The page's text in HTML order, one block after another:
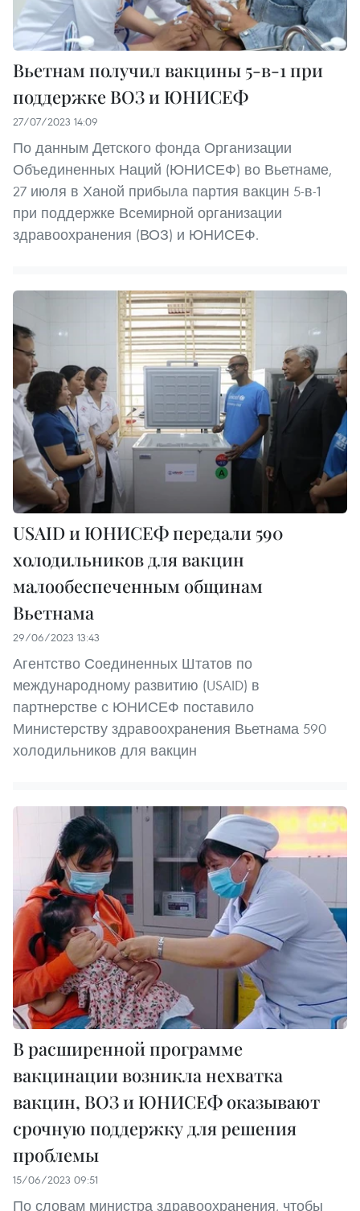
Вьетнам получил вакцины 5-в-1 при
поддержке ВОЗ и ЮНИСЕФ
27/07/2023 14:09
По данным Детского фонда Организации
Объединенных Наций (ЮНИСЕФ) во Вьетнаме,
27 июля в Ханой прибыла партия вакцин 5-в-1
при поддержке Всемирной организации
здравоохранения (ВОЗ) и ЮНИСЕФ.
USAID и ЮНИСЕФ передали 590
холодильников для вакцин
малообеспеченным общинам
Вьетнама
29/06/2023 13:43
Агентство Соединенных Штатов по
международному развитию (USAID) в
партнерстве с ЮНИСЕФ поставило
Министерству здравоохранения Вьетнама 590
холодильников для вакцин
В расширенной программе
вакцинации возникла нехватка
вакцин, ВОЗ и ЮНИСЕФ оказывают
срочную поддержку для решения
проблемы
15/06/2023 09:51
По словам министра здравоохранения, чтобы